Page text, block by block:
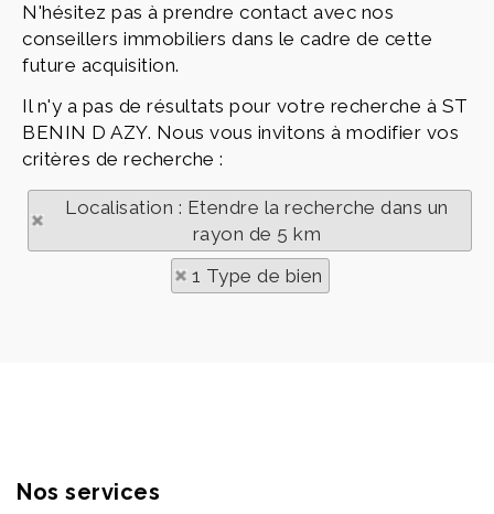
N'hésitez pas à prendre contact avec nos
conseillers immobiliers dans le cadre de cette
future acquisition.
Il n'y a pas de résultats pour votre recherche à ST
BENIN D AZY. Nous vous invitons à modifier vos
critères de recherche :
Localisation : Etendre la recherche dans un
rayon de 5 km
1 Type de bien
Nos services